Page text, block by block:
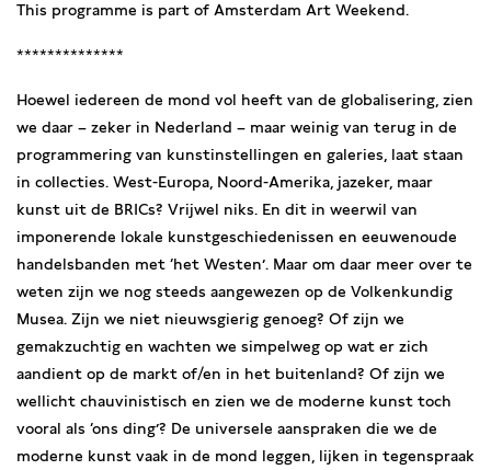
This programme is part of Amsterdam Art Weekend.
**************
Hoewel iedereen de mond vol heeft van de globalisering, zien
we daar – zeker in Nederland – maar weinig van terug in de
programmering van kunstinstellingen en galeries, laat staan
in collecties. West-Europa, Noord-Amerika, jazeker, maar
kunst uit de BRICs? Vrijwel niks. En dit in weerwil van
imponerende lokale kunstgeschiedenissen en eeuwenoude
handelsbanden met ‘het Westen’. Maar om daar meer over te
weten zijn we nog steeds aangewezen op de Volkenkundig
Musea. Zijn we niet nieuwsgierig genoeg? Of zijn we
gemakzuchtig en wachten we simpelweg op wat er zich
aandient op de markt of/en in het buitenland? Of zijn we
wellicht chauvinistisch en zien we de moderne kunst toch
vooral als ‘ons ding’? De universele aanspraken die we de
moderne kunst vaak in de mond leggen, lijken in tegenspraak